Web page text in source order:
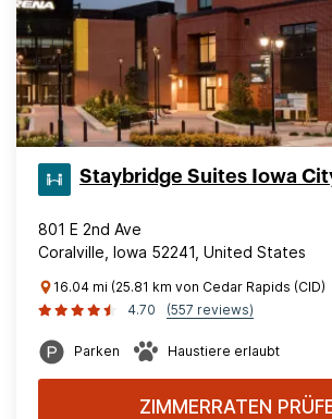
Staybridge Suites Iowa
801 E 2nd Ave
Coralville, Iowa 52241, United States
16.04 mi (25.81 km von Cedar Rapids (CID)
4.70
(557 reviews)
Parken Haustiere erlaubt
ZIMMERRATEN